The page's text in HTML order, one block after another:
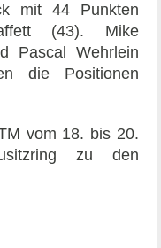
mit 44 Punkten
(43). Mike
Pascal Wehrlein
die Positionen
vom 18. bis 20.
zu den